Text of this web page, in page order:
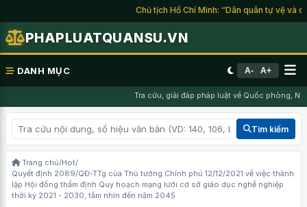
Chủ tịch Hồ Chí Minh: “Dân quân tự vệ và
PHAPLUATQUANSU.VN
DANH MỤC A- A+
Tra cứu, giải đáp pháp luật về Quốc phòng,
Tìm kiếm
Trang chủ/Hot/
Quyết định 2089/QĐ-TTg của Thủ tướng Chính phủ 12/12/2021 về việc thành
lập Hội đồng thẩm định Quy hoạch mạng lưới cơ sở giáo dục nghề nghiệp
thời kỳ 2021 - 2030, tầm nhìn đến năm 2045